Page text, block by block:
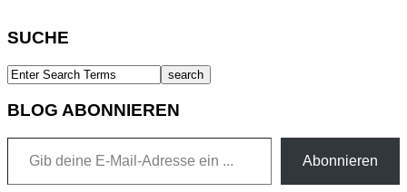
SUCHE
BLOG ABONNIEREN
Gib deine E-Mail-Adresse ein ...
Abonnieren